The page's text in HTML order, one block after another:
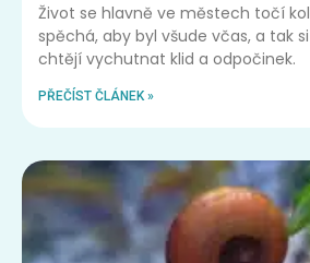
Život se hlavně ve městech točí
spěchá, aby byl všude včas, a tak
chtějí vychutnat klid a odpočinek.
PŘEČÍST ČLÁNEK »